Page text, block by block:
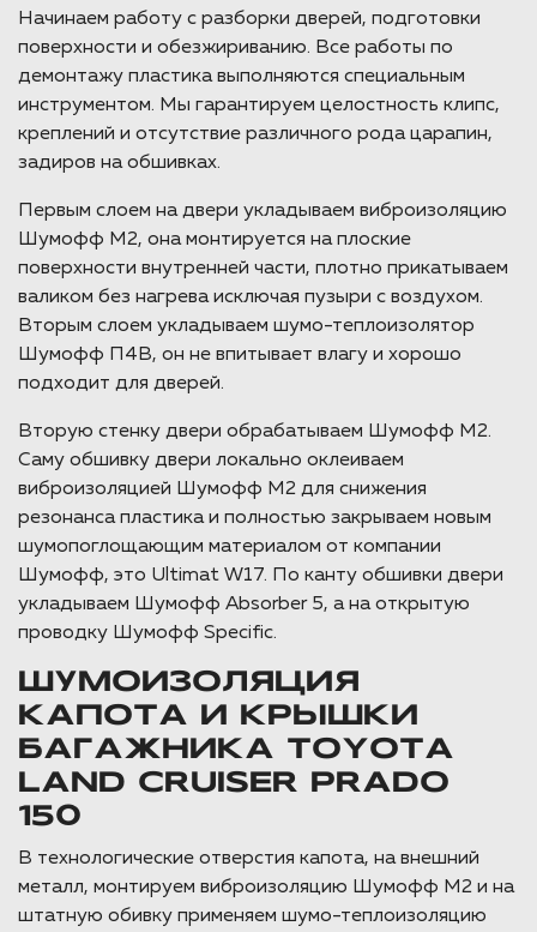
Начинаем работу с разборки дверей, подготовки
поверхности и обезжириванию. Все работы по
демонтажу пластика выполняются специальным
инструментом. Мы гарантируем целостность клипс,
креплений и отсутствие различного рода царапин,
задиров на обшивках.
Первым слоем на двери укладываем виброизоляцию
Шумофф М2, она монтируется на плоские
поверхности внутренней части, плотно прикатываем
валиком без нагрева исключая пузыри с воздухом.
Вторым слоем укладываем шумо-теплоизолятор
Шумофф П4В, он не впитывает влагу и хорошо
подходит для дверей.
Вторую стенку двери обрабатываем Шумофф М2.
Саму обшивку двери локально оклеиваем
виброизоляцией Шумофф М2 для снижения
резонанса пластика и полностью закрываем новым
шумопоглощающим материалом от компании
Шумофф, это Ultimat W17. По канту обшивки двери
укладываем Шумофф Absorber 5, а на открытую
проводку Шумофф Specific.
ШУМОИЗОЛЯЦИЯ
КАПОТА И КРЫШКИ
БАГАЖНИКА TOYOTA
LAND CRUISER PRADO
150
В технологические отверстия капота, на внешний
металл, монтируем виброизоляцию Шумофф М2 и на
штатную обивку применяем шумо-теплоизоляцию